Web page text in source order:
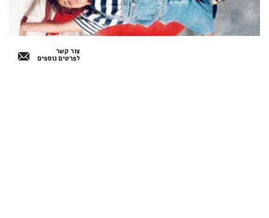
צור קשר
לפרטים נוספים